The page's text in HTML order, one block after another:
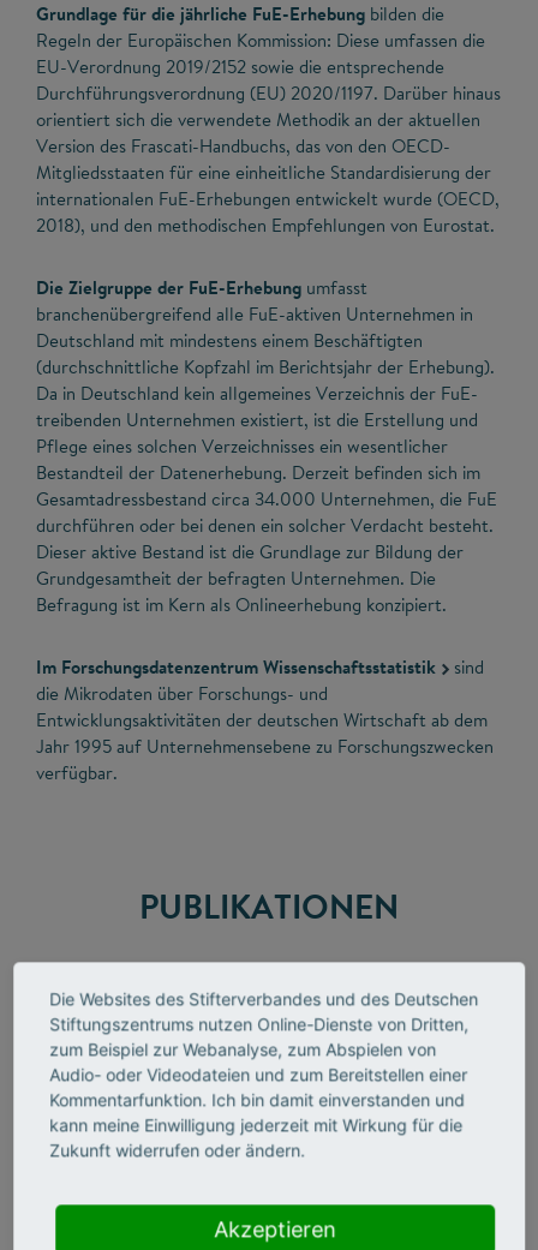
Grundlage für die jährliche FuE-Erhebung bilden die
Regeln der Europäischen Kommission: Diese umfassen die
EU-Verordnung 2019/2152 sowie die entsprechende
Durchführungsverordnung (EU) 2020/1197. Darüber hinaus
orientiert sich die verwendete Methodik an der aktuellen
Version des Frascati-Handbuchs, das von den OECD-
Mitgliedsstaaten für eine einheitliche Standardisierung der
internationalen FuE-Erhebungen entwickelt wurde (OECD,
2018), und den methodischen Empfehlungen von Eurostat.
Die Zielgruppe der FuE-Erhebung umfasst
branchenübergreifend alle FuE-aktiven Unternehmen in
Deutschland mit mindestens einem Beschäftigten
(durchschnittliche Kopfzahl im Berichtsjahr der Erhebung).
Da in Deutschland kein allgemeines Verzeichnis der FuE-
treibenden Unternehmen existiert, ist die Erstellung und
Pflege eines solchen Verzeichnisses ein wesentlicher
Bestandteil der Datenerhebung. Derzeit befinden sich im
Gesamtadressbestand circa 34.000 Unternehmen, die FuE
durchführen oder bei denen ein solcher Verdacht besteht.
Dieser aktive Bestand ist die Grundlage zur Bildung der
Grundgesamtheit der befragten Unternehmen. Die
Befragung ist im Kern als Onlineerhebung konzipiert.
Im Forschungsdatenzentrum Wissenschaftsstatistik
sind
die Mikrodaten über Forschungs- und
Entwicklungsaktivitäten der deutschen Wirtschaft ab dem
Jahr 1995 auf Unternehmensebene zu Forschungszwecken
verfügbar.
PUBLIKATIONEN
Die Websites des Stifterverbandes und des Deutschen
Stiftungszentrums nutzen Online-Dienste von Dritten,
zum Beispiel zur Webanalyse, zum Abspielen von
Audio- oder Videodateien und zum Bereitstellen einer
Kommentarfunktion. Ich bin damit einverstanden und
kann meine Einwilligung jederzeit mit Wirkung für die
Zukunft widerrufen oder ändern.
Akzeptieren